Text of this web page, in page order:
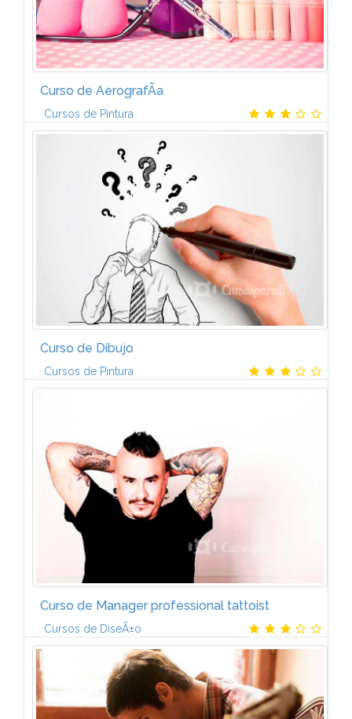
Curso de AerografÃ­a
Cursos de Pintura
Salidas ProfesionalesPodrÃ¡s trabajar en diferentes
campos: carteles, publicidad, escenografÃ­a,
maquetaciÃ³n y modelismo, estampaciÃ³n artesanal
de tejidos, decoraciÃ³n de...
Curso de Dibujo
Cursos de Pintura
dibujos, muchos ejercicios y muchos consejos
Ãºtiles, te familiarizarÃ¡s con el...
Curso de Manager professional tattoist
Cursos de DiseÃ±o
Temario 1Âº paso: Conozcamos el mundo del
Tatuaje, sus orÃ­genes y como es en nuestra
sociedad actual y porque es asÃ­.? El origen del
tatuaje? El tatuaje en nuestra sociedad...